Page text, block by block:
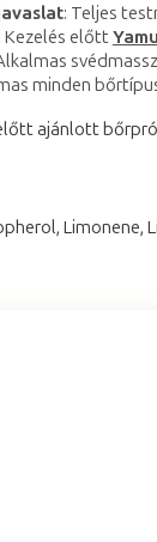
: Teljes
: Kezelés előtt
minden
ajánlott
Limonene,